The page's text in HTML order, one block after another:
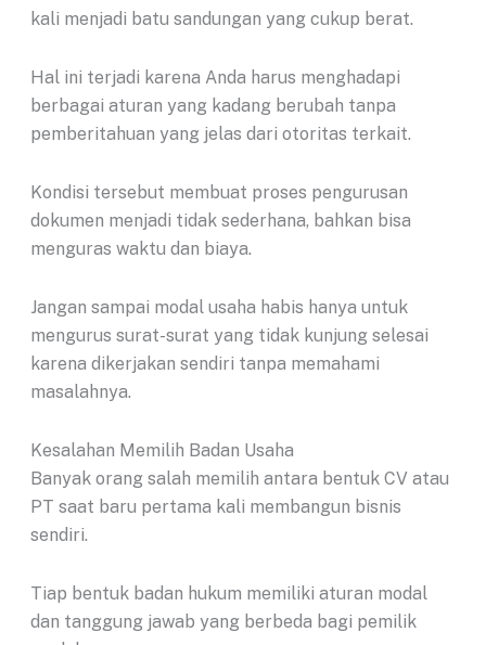
kali menjadi batu sandungan yang cukup berat.
Hal ini terjadi karena Anda harus menghadapi
berbagai aturan yang kadang berubah tanpa
pemberitahuan yang jelas dari otoritas terkait.
Kondisi tersebut membuat proses pengurusan
dokumen menjadi tidak sederhana, bahkan bisa
menguras waktu dan biaya.
Jangan sampai modal usaha habis hanya untuk
mengurus surat-surat yang tidak kunjung selesai
karena dikerjakan sendiri tanpa memahami
masalahnya.
Kesalahan Memilih Badan Usaha
Banyak orang salah memilih antara bentuk CV atau
PT saat baru pertama kali membangun bisnis
sendiri.
Tiap bentuk badan hukum memiliki aturan modal
dan tanggung jawab yang berbeda bagi pemilik